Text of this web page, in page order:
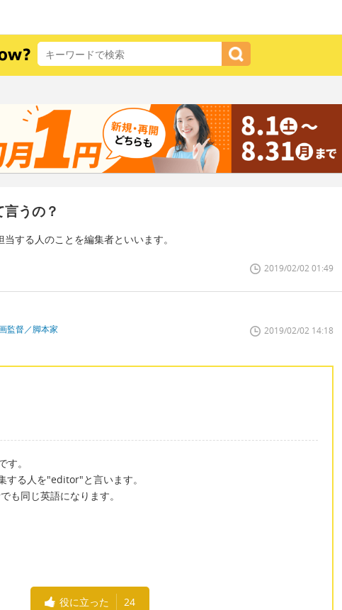
うの？
する人のことを編集者といいます。
2019/02/02 01:49
監督／脚本家 2019/02/02 14:18
。
する人を"editor"と言います。
も同じ英語になります。
役に立った 24